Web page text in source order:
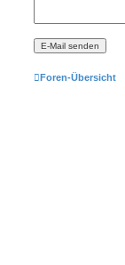
Foren-Übersicht